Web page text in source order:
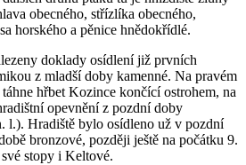
obecného, střízlíka obecného,
horského a pěnice hnědokřídlé.
doklady osídlení již prvních
z mladší doby kamenné. Na pravém
hřbet Kozince končící ostrohem, na
opevnění z pozdní doby
l.). Hradiště bylo osídleno už v pozdní
bronzové, později ještě na počátku 9.
stopy i Keltové.